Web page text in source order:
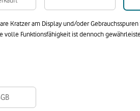
Kratzer am Display und/oder
volle Funktionsfähigkeit ist dennoch